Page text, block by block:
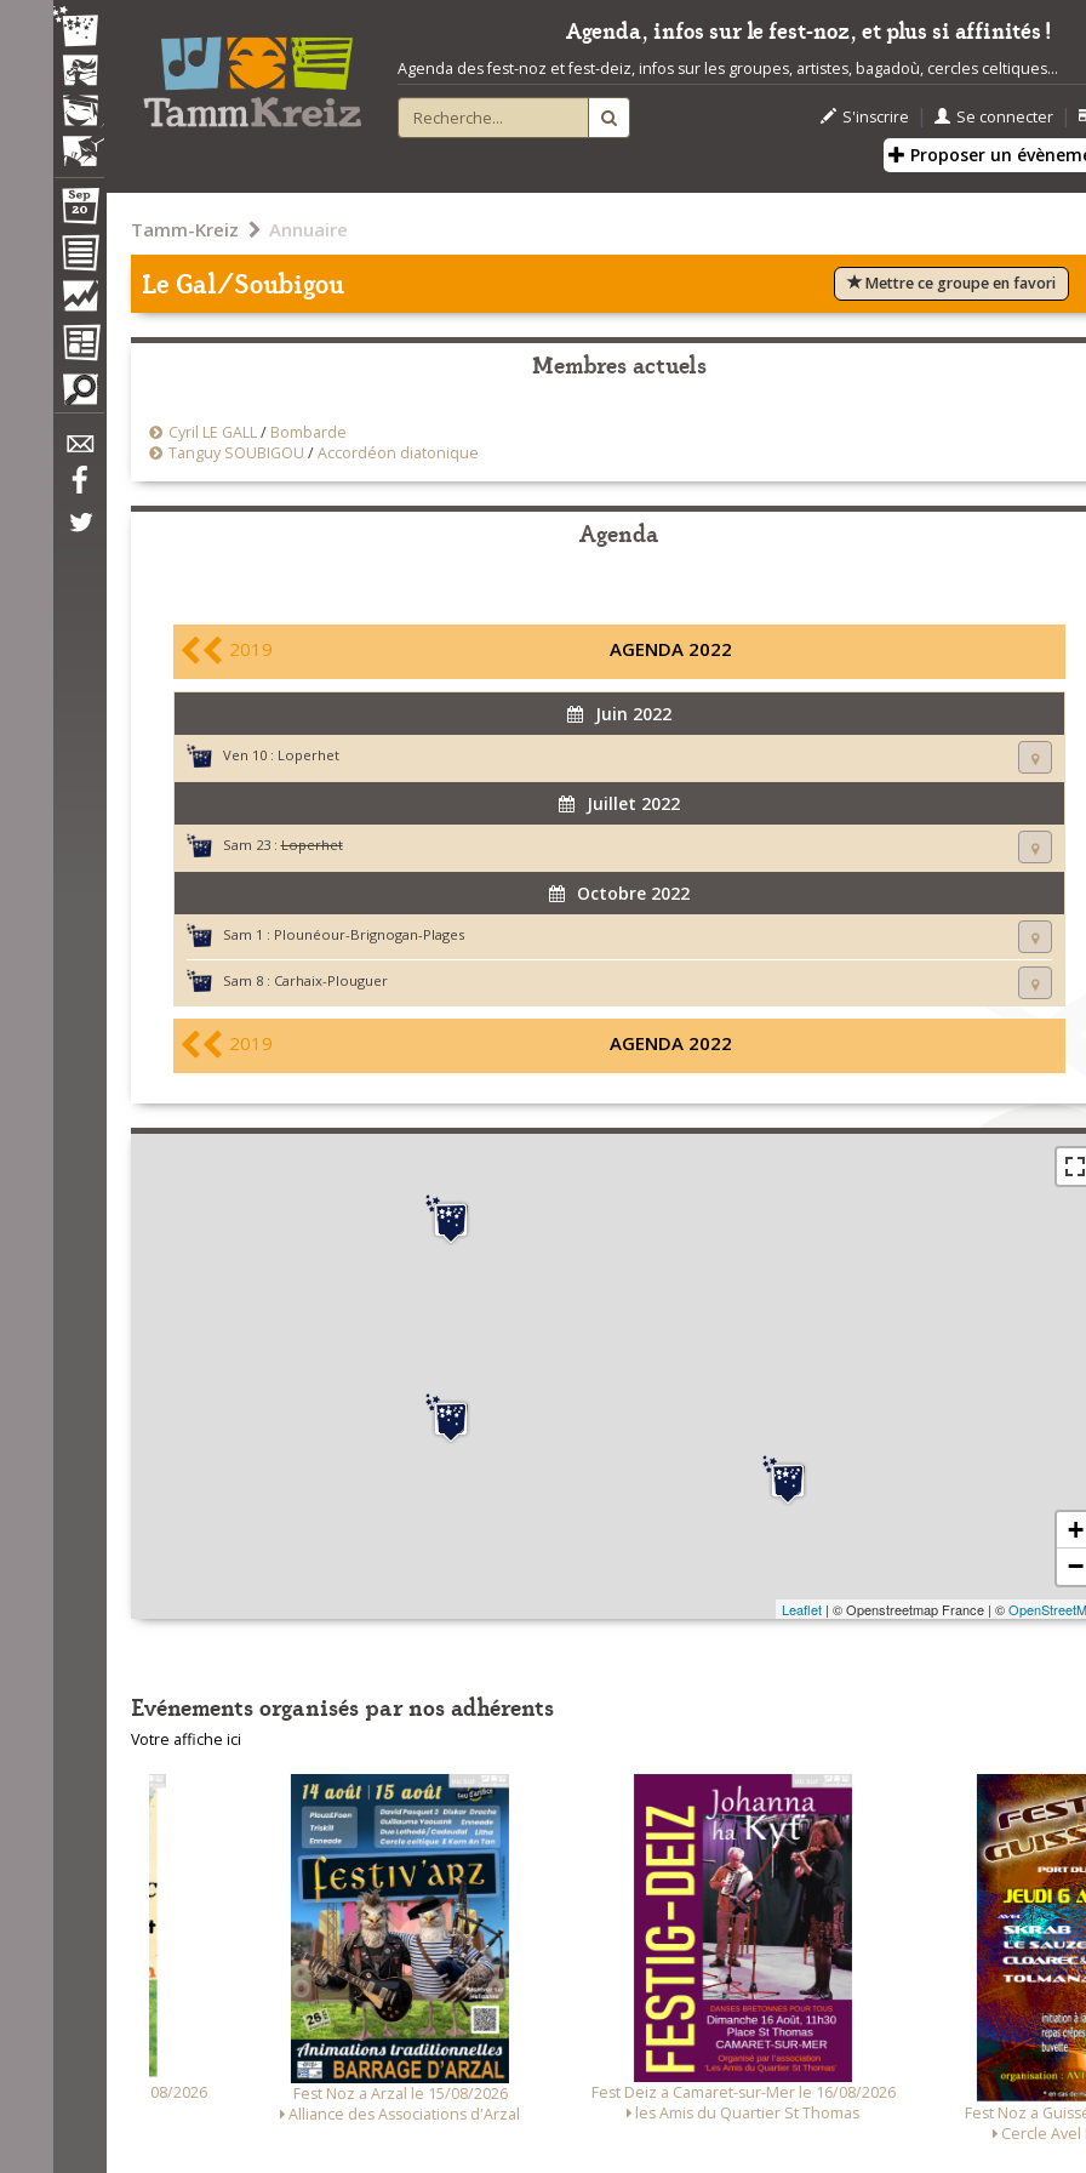
Agenda, infos sur le fest-noz, et plus si affinités !
Agenda des fest-noz et fest-deiz, infos sur les groupes, artistes, bagadoù, cercles celtiques...
S'inscrire | Se connecter |
Proposer un
Tamm-Kreiz Annuaire
Le Gal/Soubigou Mettre ce groupe en favori
Membres actuels
Cyril LE GALL/ Bombarde
Tanguy SOUBIGOU /Accordéon diatonique
Agenda
2019 AGENDA 2022
Juin 2022
Ven 10 : Loperhet
Juillet 2022
Sam 23 : Loperhet
Octobre 2022
Sam 1 : Plounéour-Brignogan-Plages
Sam 8 : Carhaix-Plouguer
2019 AGENDA 2022
+
−
Leaflet| © Openstreetmap France | ©
Evénements organisés par nos adhérents
Votre affiche ici
Fest Noz a Arzal le 15/08/2026
Alliance des Associations d'Arzal
Fest Deiz a Camaret-sur-Mer le 16/08/2026
les Amis du Quartier St Thomas
Fest Noz a Guissény le 06/
Cercle Avel Dro